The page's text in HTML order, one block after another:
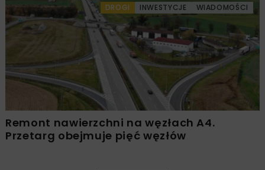
DROGI INWESTYCJE WIADOMOŚCI
Remont nawierzchni na węzłach A4.
Przetarg obejmuje pięć węzłów